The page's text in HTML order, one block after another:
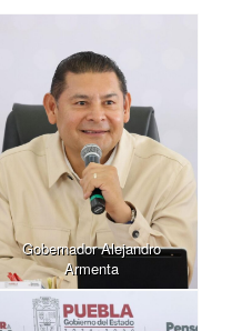
Gobernador Alejandro
Armenta